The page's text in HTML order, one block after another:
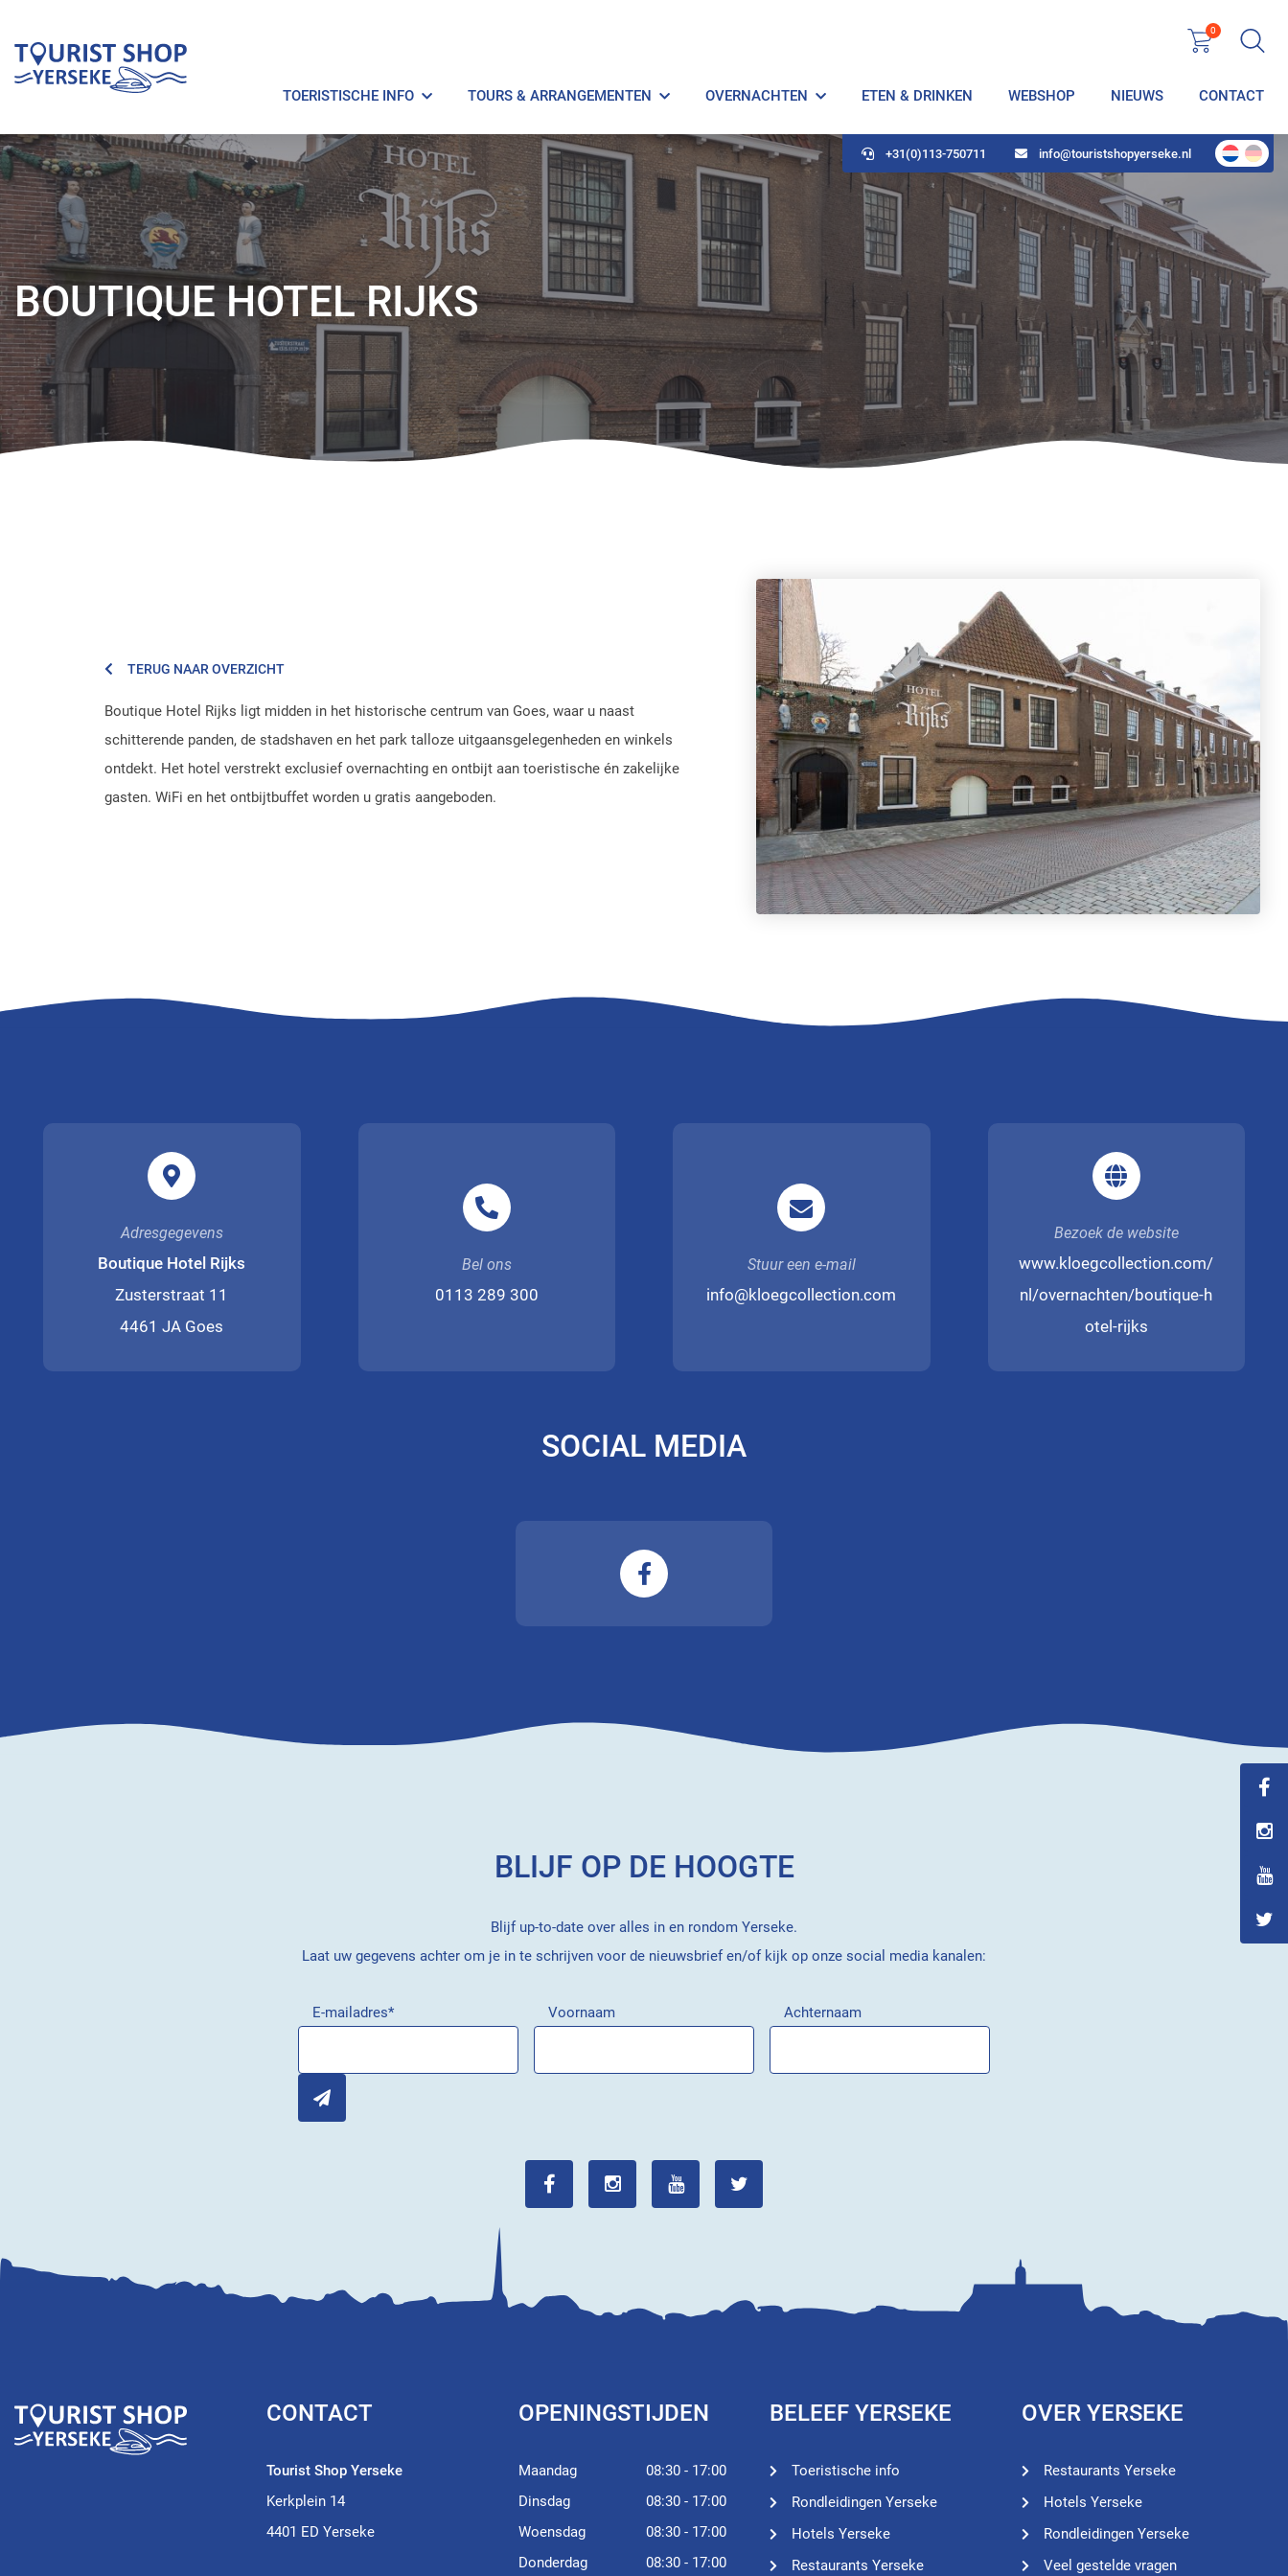
TOERISTISCHE INFO TOURS & ARRANGEMENTEN OVERNACHTEN ETEN & DRINKEN WEBSHOP NIEUWS CONTACT
0
+31(0)113-750711 info@touristshopyerseke.nl
BOUTIQUE HOTEL RIJKS
TERUG NAAR OVERZICHT
Boutique Hotel Rijks ligt midden in het historische centrum van Goes, waar u naast
schitterende panden, de stadshaven en het park talloze uitgaansgelegenheden en winkels
ontdekt. Het hotel verstrekt exclusief overnachting en ontbijt aan toeristische én zakelijke
gasten. WiFi en het ontbijtbuffet worden u gratis aangeboden.
Adresgegevens
Boutique Hotel Rijks
Zusterstraat 11
4461 JA Goes
Bel ons
0113 289 300
Stuur een e-mail
info@kloegcollection.com
Bezoek de website
www.kloegcollection.com/
nl/overnachten/boutique-h
otel-rijks
SOCIAL MEDIA
BLIJF OP DE HOOGTE
Blijf up-to-date over alles in en rondom Yerseke.
Laat uw gegevens achter om je in te schrijven voor de nieuwsbrief en/of kijk op onze social media kanalen:
E-mailadres* Voornaam Achternaam
CONTACT
Tourist Shop Yerseke
Kerkplein 14
4401 ED Yerseke
OPENINGSTIJDEN
Maandag
08:30 - 17:00
Dinsdag
08:30 - 17:00
Woensdag
08:30 - 17:00
Donderdag
08:30 - 17:00
BELEEF YERSEKE
Toeristische info
Rondleidingen Yerseke
Hotels Yerseke
Restaurants Yerseke
OVER YERSEKE
Restaurants Yerseke
Hotels Yerseke
Rondleidingen Yerseke
Veel gestelde vragen